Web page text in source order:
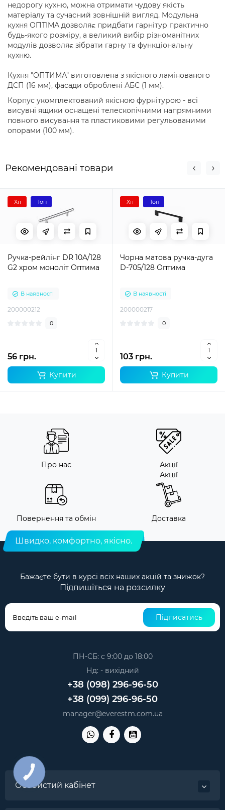
недорогу кухню, можна отримати чудову якість
матеріалу та сучасний зовнішній вигляд. Модульна
кухня ОПТІМА дозволяє придбати гарнітур практично
будь-якого розміру, а великий вибір різноманітних
модулів дозволяє зібрати гарну та функціональну
кухню.
Кухня "ОПТИМА" виготовлена ​​з якісного ламінованого
ДСП (16 мм), фасади оброблені АБС (1 мм).
Корпус укомплектований якісною фурнітурою - всі
висувні ящики оснащені телескопічними напрямними
повного висування та пластиковими регульованими
опорами (100 мм).
Рекомендовані товари
Хіт Топ
Ручка-рейлінг DR 10A/128
G2 хром моноліт Оптима
В наявності
200000212
0
56 грн.
Купити
Хіт Топ
Чорна матова ручка-дуга
D-705/128 Оптима
В наявності
200000217
0
103 грн.
Купити
Про нас
Акції
Акції
Повернення та обмін Доставка
Швидко, комфортно, якісно.
Бажаєте бути в курсі всіх наших акцій та знижок?
Підпишіться на розсилку
Підписатись
ПН-СБ: с 9:00 до 18:00
Нд: - вихідний
+38 (098) 296-96-50
+38 (099) 296-96-50
manager@everestm.com.ua
Особистий кабінет
КНОПКА
ЗВ'ЯЗКУ